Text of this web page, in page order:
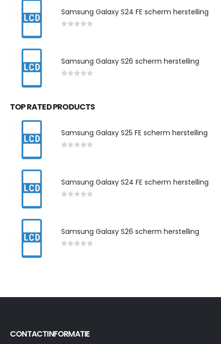
Samsung Galaxy S24 FE scherm herstelling
Samsung Galaxy S26 scherm herstelling
TOP RATED PRODUCTS
Samsung Galaxy S25 FE scherm herstelling
Samsung Galaxy S24 FE scherm herstelling
Samsung Galaxy S26 scherm herstelling
CONTACTINFORMATIE